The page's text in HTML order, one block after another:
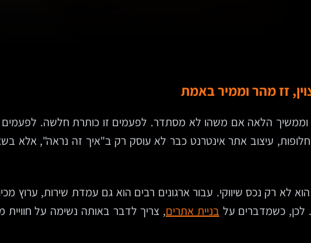
זז מהר וממיר באמת
הלאה אם משהו לא מסתדר. לפעמים זו כותרת חלשה. לפעמים
עיצוב אתר אינטרנט כבר לא עוסק רק ב"איך זה נראה", אלא
לא רק נכס שיווקי. עבור ארגונים רבים הוא גם עמדת שירות, ערוץ
לכן, כשמדברים על בניית אתרים, צריך לדבר באותה נשימה על